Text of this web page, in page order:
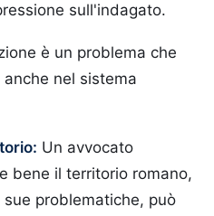
sull'indagato.
è un problema che
nel sistema
Un avvocato
bene il territorio romano,
problematiche, può